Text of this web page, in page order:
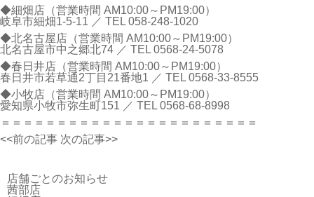
◆細畑店（営業時間 AM10:00～PM19:00）
岐阜市細畑1-5-11 ／ TEL 058-248-1020
◆北名古屋店（営業時間 AM10:00～PM19:00）
北名古屋市中之郷北74 ／ TEL 0568-24-5078
◆春日井店（営業時間 AM10:00～PM19:00）
春日井市若草通2丁目21番地1 ／ TEL 0568-33-8555
◆小牧店（営業時間 AM10:00～PM19:00）
愛知県小牧市弥生町151 ／ TEL 0568-68-8998
＝＝＝＝＝＝＝＝＝＝＝＝＝＝＝＝＝＝＝＝＝＝＝
<<前の記事 次の記事>>
店舗ごとのお知らせ
茜部店